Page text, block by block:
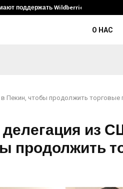
поддержать Wildberries и его…
О НАС
Пекин, чтобы продолжить торговые
из
продолжить